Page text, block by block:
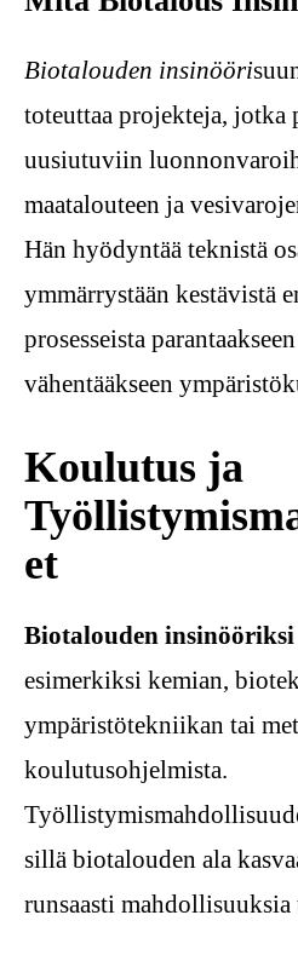
Biotalouden insinööri
toteuttaa projekteja, jotka
uusiutuviin
maatalouteen ja
Hän hyödyntää teknistä
ymmärrystään kestävistä
prosesseista
vähentääkseen
Koulutus ja
et
Biotalouden insinööriksi
esimerkiksi kemian,
ympäristötekniikan tai
koulutusohjelmista.
sillä biotalouden ala
runsaasti